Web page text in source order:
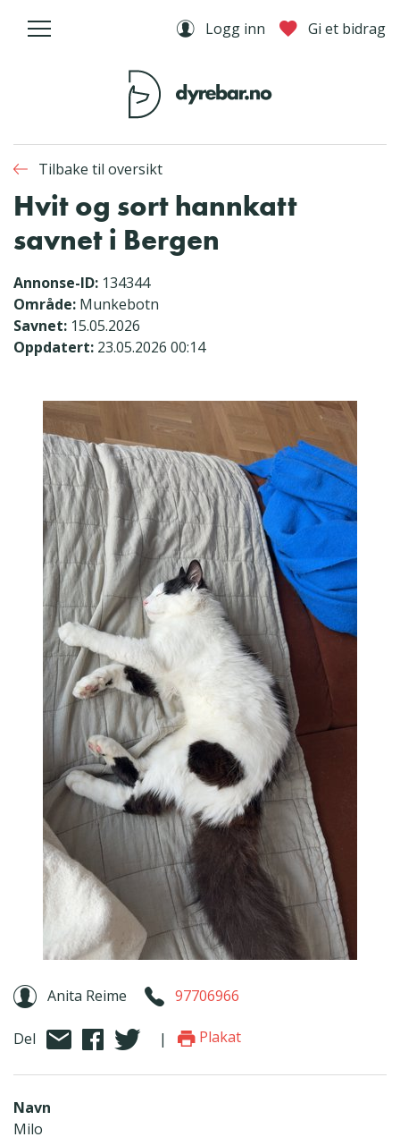
Logg inn Gi et bidrag
Tilbake til oversikt
Hvit og sort hannkatt
savnet i Bergen
Annonse-ID: 134344
Område: Munkebotn
Savnet: 15.05.2026
Oppdatert: 23.05.2026 00:14
Anita Reime 97706966
Del | Plakat
Navn
Milo